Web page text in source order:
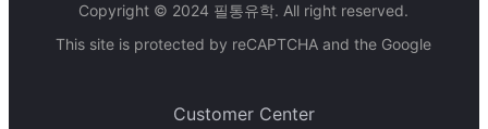
Copyright © 2024 필통유학. All right reserved.
This site is protected by reCAPTCHA and the Google
Customer Center